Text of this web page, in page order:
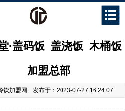
餐饮资讯 加盟问答
·盖码饭_盖浇饭_木桶饭
加盟总部
饮加盟网 发布于：2023-07-27 16:24:07